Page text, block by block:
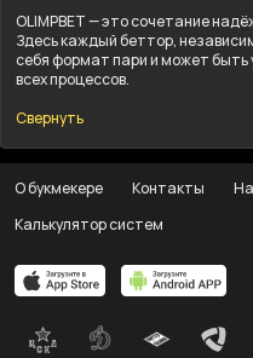
OLIMPBET — это сочетание
Здесь каждый беттор,
себя формат пари и может быть
всех процессов.
Свернуть
О букмекере Контакты
Калькулятор систем